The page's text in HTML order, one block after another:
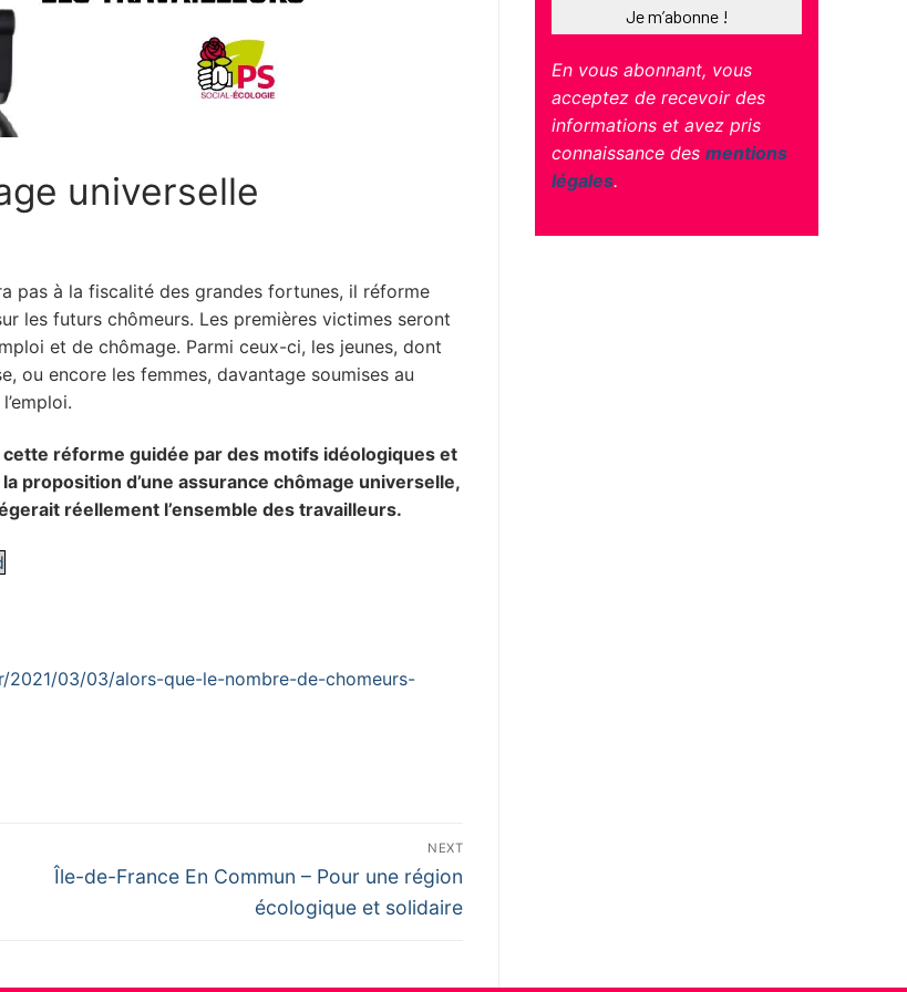
universelle
pas à la fiscalité des grandes fortunes, il réforme
les futurs chômeurs. Les premières victimes seront
et de chômage. Parmi ceux-ci, les jeunes, dont
ou encore les femmes, davantage soumises au
réforme guidée par des motifs idéologiques et
proposition d’une assurance chômage universelle,
réellement l’ensemble des travailleurs.
03/03/alors-que-le-nombre-de-chomeurs-
NEXT
Next
Île-de-France En Commun – Pour une région
écologique et solidaire
En vous abonnant, vous
acceptez de recevoir des
informations et avez pris
connaissance des mentions
légales.